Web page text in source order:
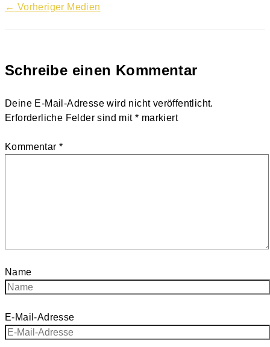
← Vorheriger Medien
Schreibe einen Kommentar
Deine E-Mail-Adresse wird nicht veröffentlicht.
Erforderliche Felder sind mit * markiert
Kommentar*
Name
E-Mail-Adresse